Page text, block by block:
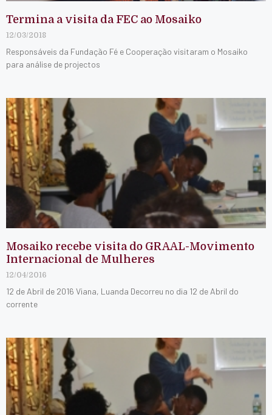
Termina a visita da FEC ao Mosaiko
12/03/2018
Responsáveis da Fundação Fé e Cooperação visitaram o Mosaiko
para análise de projectos
Mosaiko recebe visita do GRAAL-Movimento
Internacional de Mulheres
12/04/2016
12 de Abril de 2016 Viana, Luanda Decorreu no dia 12 de Abril do
corrente